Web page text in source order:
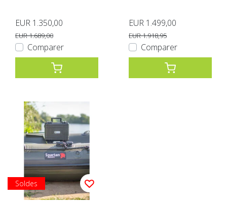
EUR 1.350,00
EUR 1.689,00
Comparer
EUR 1.499,00
EUR 1.918,95
Comparer
Soldes